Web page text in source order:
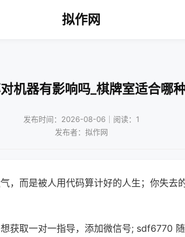
拟作网
机器有影响吗_棋牌室适合哪
发布时间：2026-08-06｜阅读：1
发布者：拟作网
，而是被人用代码算计好的人生；你失去
获取一对一指导，添加微信号; sdf6770 随